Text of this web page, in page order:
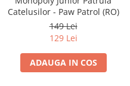
Catelusilor - Paw Patrol (RO)
149 Lei
129 Lei
ADAUGA IN COS